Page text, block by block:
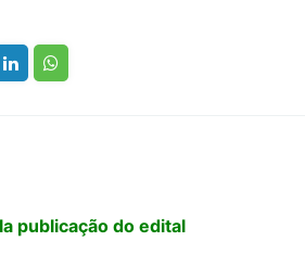
publicação do edital